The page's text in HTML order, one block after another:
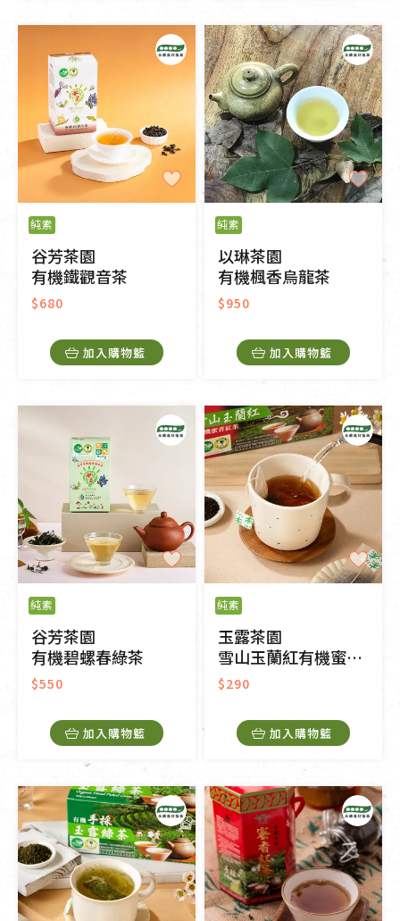
純素
谷芳茶園
有機鐵觀音茶
$680
加入購物籃
純素
以琳茶園
有機楓香烏龍茶
$950
加入購物籃
純素
谷芳茶園
有機碧螺春綠茶
$550
加入購物籃
純素
玉露茶園
雪山玉蘭紅有機蜜香紅茶包
$290
加入購物籃